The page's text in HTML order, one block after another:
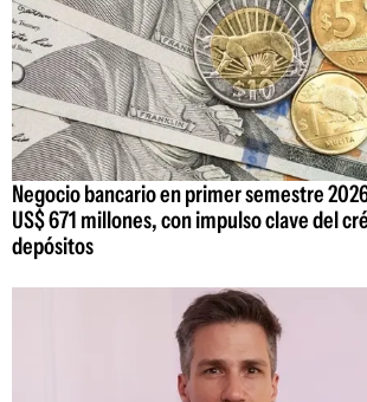
Negocio bancario en primer semestre
US$ 671 millones, con impulso clave del
depósitos